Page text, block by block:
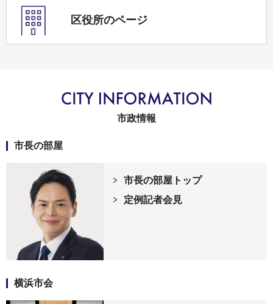
区役所のページ
市政情報
市長の部屋
市長の部屋トップ
定例記者会見
横浜市会